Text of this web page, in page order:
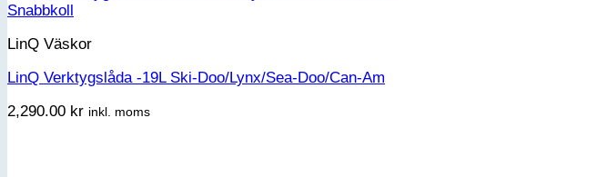
Snabbkoll
LinQ Väskor
LinQ Verktygslåda -19L Ski-Doo/Lynx/Sea-Doo/Can-Am
2,290.00 kr inkl. moms